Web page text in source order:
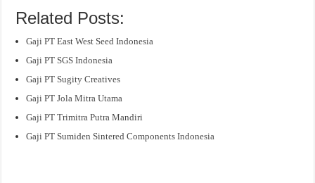
Related Posts:
Gaji PT East West Seed Indonesia
Gaji PT SGS Indonesia
Gaji PT Sugity Creatives
Gaji PT Jola Mitra Utama
Gaji PT Trimitra Putra Mandiri
Gaji PT Sumiden Sintered Components Indonesia